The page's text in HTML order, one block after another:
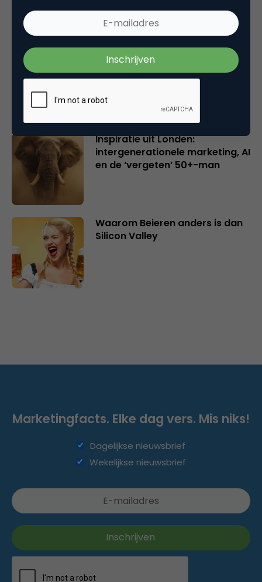
Creatieve sector als aanjager
van innovatie en ontsluiter en
verbinder van industrieën
belangrijker en urgenter dan
ooit
Inspiratie uit Londen:
intergenerationele marketing, AI
en de ‘vergeten’ 50+-man
Waarom Beieren anders is dan
Silicon Valley
Marketingfacts. Elke dag vers. Mis niks!
Dagelijkse nieuwsbrief
Wekelijkse nieuwsbrief